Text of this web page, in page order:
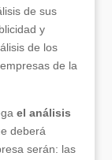
de sus
y
de los
de la
el análisis
deberá
serán: las